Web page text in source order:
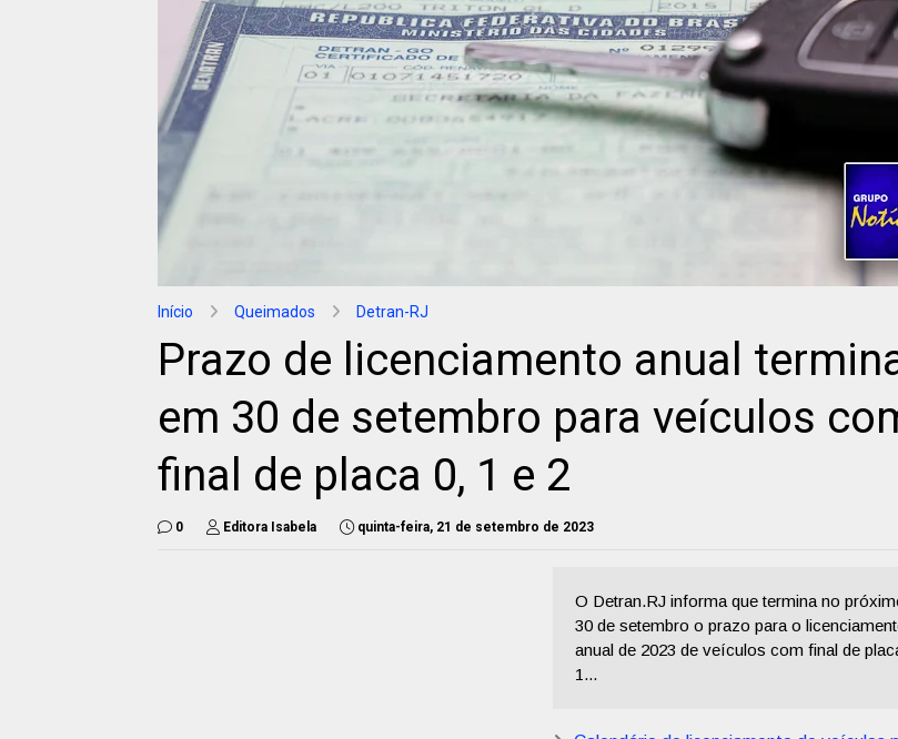
Início Queimados Detran-RJ
Prazo de licenciamento anual
em 30 de setembro para veículos
final de placa 0, 1 e 2
0 Editora Isabela quinta-feira, 21 de setembro de 2023
O Detran.RJ informa que termina no
30 de setembro o prazo para o
anual de 2023 de veículos com final de
1...